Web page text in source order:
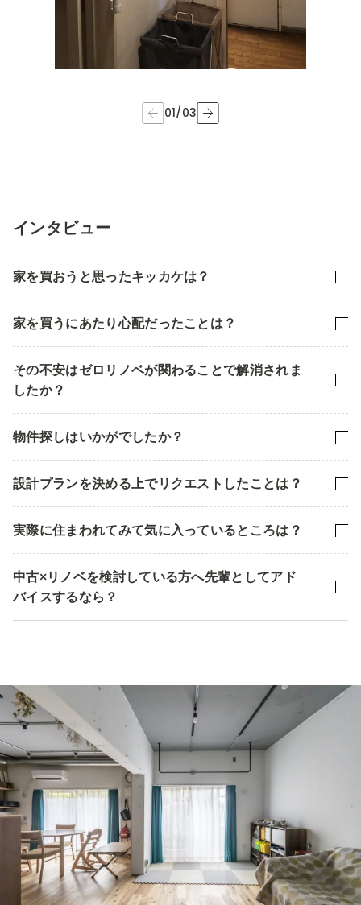
01/03
インタビュー
家を買おうと思ったキッカケは？
家を買うにあたり心配だったことは？
その不安はゼロリノベが関わることで解消されま
したか？
物件探しはいかがでしたか？
設計プランを決める上でリクエストしたことは？
実際に住まわれてみて気に入っているところは？
中古×リノベを検討している方へ先輩としてアド
バイスするなら？